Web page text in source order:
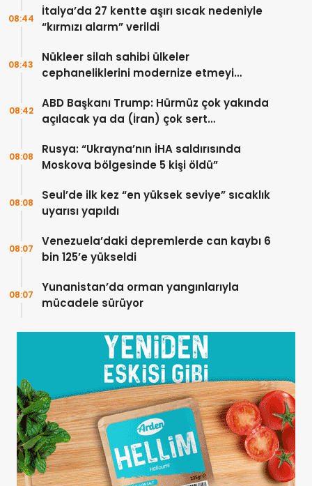
İtalya’da 27 kentte aşırı sıcak nedeniyle
“kırmızı alarm” verildi
08:44
Nükleer silah sahibi ülkeler
cephaneliklerini modernize etmeyi
08:43
ABD Başkanı Trump: Hürmüz çok yakında
açılacak ya da (İran) çok sert
08:42
Rusya: “Ukrayna’nın İHA saldırısında
Moskova bölgesinde 5 kişi öldü”
08:08
Seul’de ilk kez “en yüksek seviye” sıcaklık
uyarısı yapıldı
08:08
Venezuela’daki depremlerde can kaybı 6
bin 125’e yükseldi
08:07
Yunanistan’da orman yangınlarıyla
mücadele sürüyor
08:07